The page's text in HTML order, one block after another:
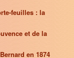
feuilles : la
et de la
en 1874